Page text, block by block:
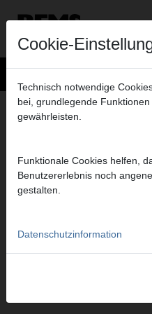
HÄUFIG
REMS SARL
liefert nach
REMS GmbH & Co KG
Cookie-
Technisch notwendige
bei, grundlegende
gewährleisten.
Funktionale Cookies helfen,
Benutzererlebnis noch
gestalten.
Datenschutzinformation